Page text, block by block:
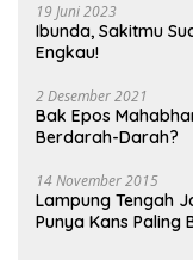
19 Juni 2023
Ibunda, Sakitmu
Engkau!
2 Desember 2021
Bak Epos
Berdarah-Darah?
14 November 2015
Lampung Tengah
Punya Kans Paling